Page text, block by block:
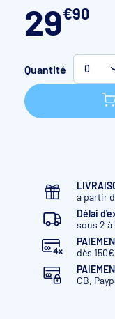
29€90
Quantité 0
à partir
Délai
sous 2 à
dès
CB,